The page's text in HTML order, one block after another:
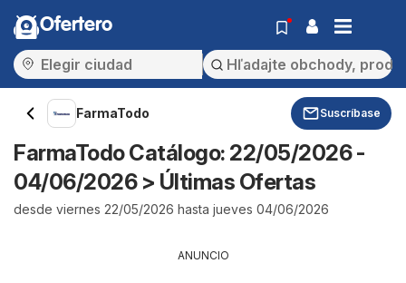
Ofertero
FarmaTodo Suscríbase
FarmaTodo Catálogo: 22/05/2026 -
04/06/2026 > Últimas Ofertas
desde viernes 22/05/2026 hasta jueves 04/06/2026
ANUNCIO